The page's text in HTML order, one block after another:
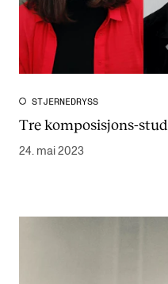
STJERNEDRYSS
Tre komposisjons-
24. mai 2023